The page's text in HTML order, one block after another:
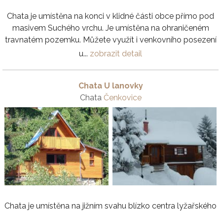
Chata je umístěna na konci v klidné části obce přímo pod
masivem Suchého vrchu. Je umístěna na ohraničeném
travnatém pozemku. Můžete využít i venkovního posezení
u... zobrazit detail
Chata U lanovky
Chata Čenkovice
Chata je umístěna na jižním svahu blízko centra lyžařského